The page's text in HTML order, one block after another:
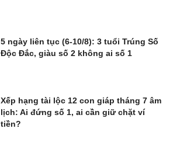
5 ngày liên tục (6-10/8): 3 tuổi Trúng Số
Độc Đắc, giàu số 2 không ai số 1
Xếp hạng tài lộc 12 con giáp tháng 7 âm
lịch: Ai đứng số 1, ai cần giữ chặt ví
tiền?